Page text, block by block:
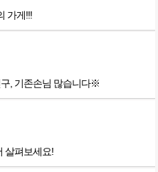
가게!!!
, 기존손님 많습니다※
살펴보세요!